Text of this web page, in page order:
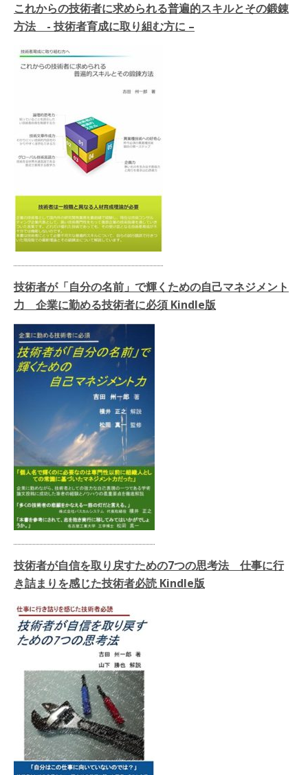
これからの技術者に求められる普遍的スキルとその鍛錬
方法 - 技術者育成に取り組む方に –
技術者が「自分の名前」で輝くための自己マネジメント
力 企業に勤める技術者に必須 Kindle版
技術者が自信を取り戻すための7つの思考法 仕事に行
き詰まりを感じた技術者必読 Kindle版